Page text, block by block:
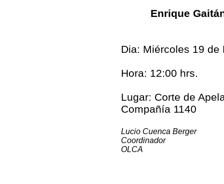
Enrique
Dia: Miércoles 19 de
Hora: 12:00 hrs.
Lugar: Corte de
Compañía 1140
Lucio Cuenca Berger
Coordinador
OLCA